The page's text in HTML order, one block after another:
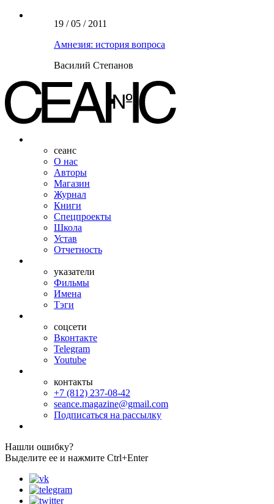
19 / 05 / 2011
Амнезия: история вопроса
Василий Степанов
сеанс
О нас
Авторы
Магазин
Журнал
Книги
Спецпроекты
Школа
Устав
Отчетность
указатели
Фильмы
Имена
Тэги
соцсети
Вконтакте
Telegram
Youtube
контакты
+7 (812) 237-08-42
seance.magazine@gmail.com
Подписаться на рассылку
Нашли ошибку?
Выделите ее и нажмите Ctrl+Enter